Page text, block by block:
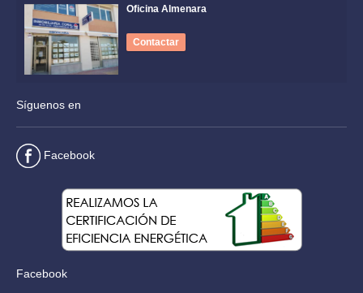
Oficina Almenara
Contactar
Síguenos en
Facebook
Facebook